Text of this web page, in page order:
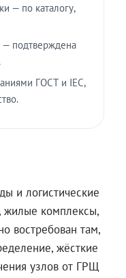
— по каталогу,
— подтверждена
ГОСТ и IEC,
и логистические
жилые комплексы,
востребован там,
жёсткие
узлов от ГРЩ